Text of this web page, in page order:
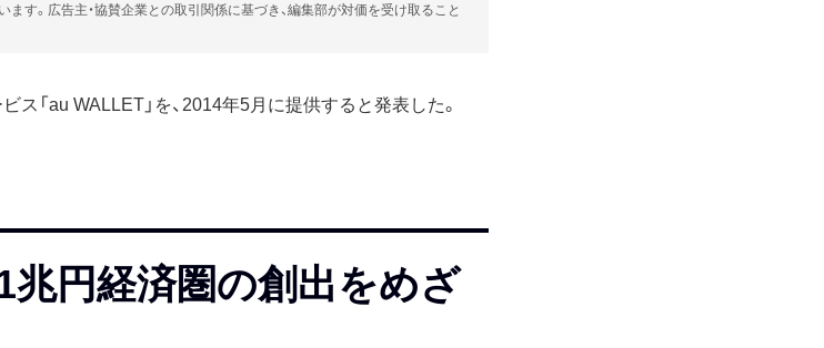
す。広告主・協賛企業との取引関係に基づき、編集部が対価を受け取ること
ス「au WALLET」を、2014年5月に提供すると発表した。
円経済圏の創出をめざ